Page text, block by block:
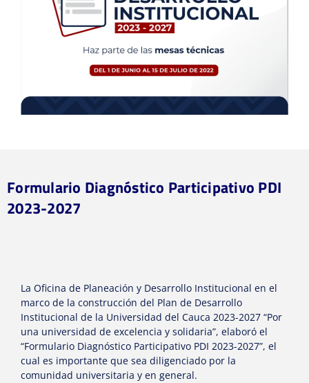
Formulario Diagnóstico Participativo PDI
2023-2027
La Oficina de Planeación y Desarrollo Institucional en el
marco de la construcción del Plan de Desarrollo
Institucional de la Universidad del Cauca 2023-2027 “Por
una universidad de excelencia y solidaria”, elaboró el
“Formulario Diagnóstico Participativo PDI 2023-2027”, el
cual es importante que sea diligenciado por la
comunidad universitaria y en general.